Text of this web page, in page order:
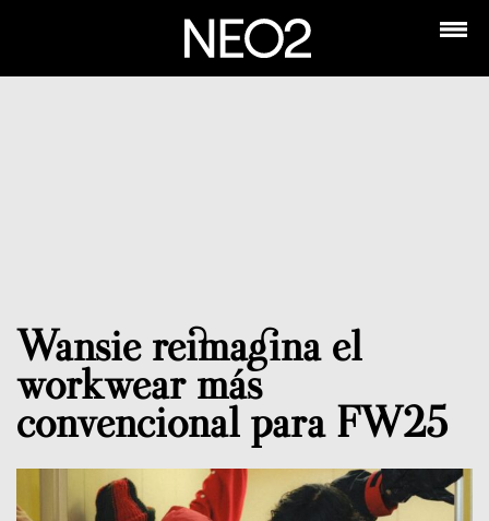
Wansie reimagina el
workwear más
convencional para FW25